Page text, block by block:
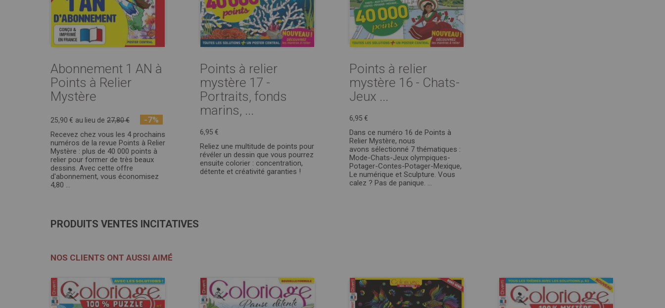
Abonnement 1 AN à
Points à Relier
Mystère
25,90 € au lieu de 27,80 € -7%
Recevez chez vous les 4 prochains
numéros de la revue Points à Relier
Mystère : plus de 40 000 points à
relier pour former de très beaux
dessins. Avec cette offre
d'abonnement, vous économisez
4,80 ...
Points à relier
mystère 17 -
Portraits, fonds
marins, ...
6,95 €
Reliez une multitude de points pour
révéler un dessin que vous pourrez
ensuite colorier : concentration,
détente et créativité garanties !
Points à relier
mystère 16 - Chats-
Jeux ...
6,95 €
Dans ce numéro 16 de Points à
Relier Mystère, nous
avons sélectionné 7 thématiques :
Mode-Chats-Jeux olympiques-
Potager-Contes-Potager-Mexique,
Le numérique et Sculpture. Vous
calez ? Pas de panique. ...
PRODUITS VENTES INCITATIVES
NOS CLIENTS ONT AUSSI AIMÉ